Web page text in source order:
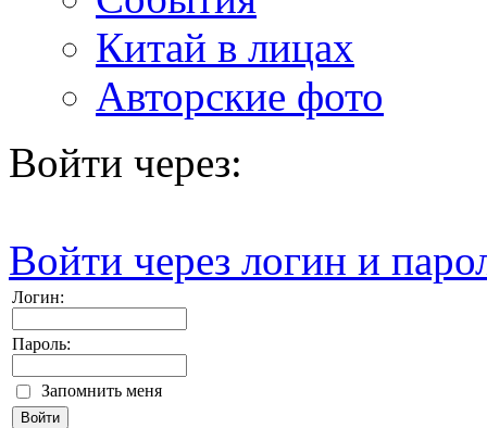
Китай в лицах
Авторские фото
Войти через:
Войти через логин и
Логин:
Пароль:
Запомнить меня